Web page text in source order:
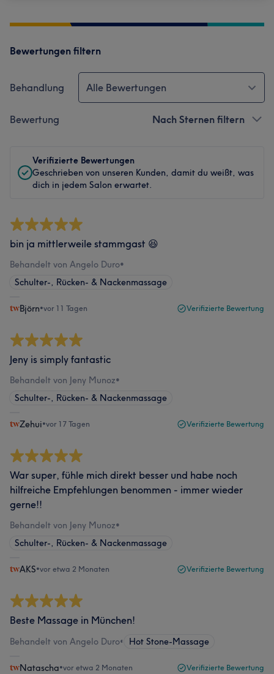
Bewertungen filtern
Behandlung Alle Bewertungen
Bewertung Nach Sternen filtern
Verifizierte Bewertungen
Geschrieben von unseren Kunden, damit du weißt, was
dich in jedem Salon erwartet.
bin ja mittlerweile stammgast 😆
Behandelt von Angelo Duro•
Schulter-, Rücken- & Nackenmassage
Björn•vor 11 Tagen Verifizierte Bewertung
Jeny is simply fantastic
Behandelt von Jeny Munoz•
Schulter-, Rücken- & Nackenmassage
Zehui•vor 17 Tagen Verifizierte Bewertung
War super, fühle mich direkt besser und habe noch
hilfreiche Empfehlungen benommen - immer wieder
gerne!!
Behandelt von Jeny Munoz•
Schulter-, Rücken- & Nackenmassage
AKS•vor etwa 2 Monaten Verifizierte Bewertung
Beste Massage in München!
Behandelt von Angelo Duro• Hot Stone-Massage
Natascha•vor etwa 2 Monaten Verifizierte Bewertung